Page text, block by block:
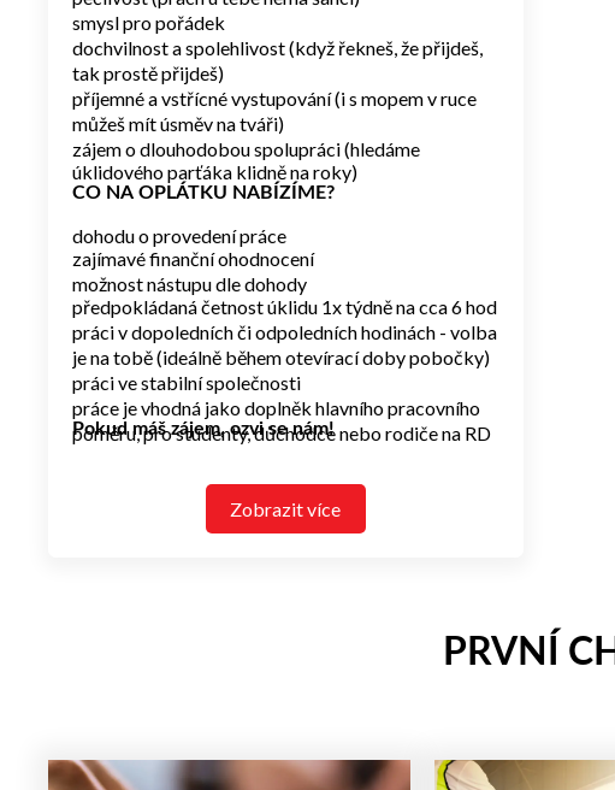
smysl pro pořádek
dochvilnost a spolehlivost (když řekneš, že přijdeš,
tak prostě přijdeš)
příjemné a vstřícné vystupování (i s mopem v ruce
můžeš mít úsměv na tváři)
zájem o dlouhodobou spolupráci (hledáme
úklidového parťáka klidně na roky)
CO NA OPLÁTKU NABÍZÍME?
dohodu o provedení práce
zajímavé finanční ohodnocení
možnost nástupu dle dohody
předpokládaná četnost úklidu 1x týdně na cca 6 hod
práci v dopoledních či odpoledních hodinách - volba
je na tobě (ideálně během otevírací doby pobočky)
práci ve stabilní společnosti
práce je vhodná jako doplněk hlavního pracovního
poměru, pro studenty, důchodce nebo rodiče na RD
Pokud máš zájem, ozvi se nám!
Zobrazit více
PRVNÍ